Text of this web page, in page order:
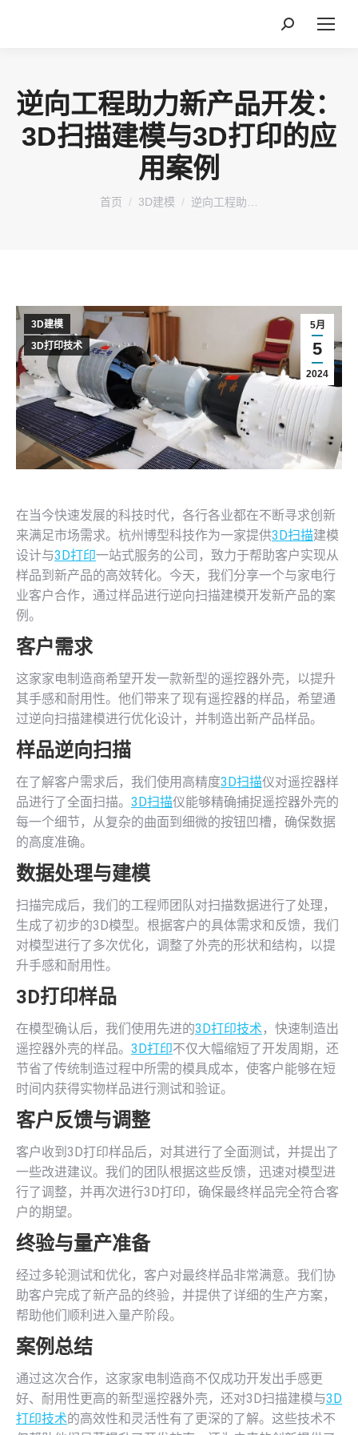
搜
逆向工程助力新产品开发：
3D扫描建模与3D打印的应
用案例
您在这里：
首页 3D建模 逆向工程助…
5月
5
2024
3D建模
3D打印技术
在当今快速发展的科技时代，各行各业都在不断寻求创新
来满足市场需求。杭州博型科技作为一家提供3D扫描建模
设计与3D打印一站式服务的公司，致力于帮助客户实现从
样品到新产品的高效转化。今天，我们分享一个与家电行
业客户合作，通过样品进行逆向扫描建模开发新产品的案
例。
客户需求
这家家电制造商希望开发一款新型的遥控器外壳，以提升
其手感和耐用性。他们带来了现有遥控器的样品，希望通
过逆向扫描建模进行优化设计，并制造出新产品样品。
样品逆向扫描
在了解客户需求后，我们使用高精度3D扫描仪对遥控器样
品进行了全面扫描。 3D扫描仪能够精确捕捉遥控器外壳的
每一个细节，从复杂的曲面到细微的按钮凹槽，确保数据
的高度准确。
数据处理与建模
扫描完成后，我们的工程师团队对扫描数据进行了处理，
生成了初步的3D模型。根据客户的具体需求和反馈，我们
对模型进行了多次优化，调整了外壳的形状和结构，以提
升手感和耐用性。
3D打印样品
在模型确认后，我们使用先进的3D打印技术，快速制造出
遥控器外壳的样品。 3D打印不仅大幅缩短了开发周期，还
节省了传统制造过程中所需的模具成本，使客户能够在短
时间内获得实物样品进行测试和验证。
客户反馈与调整
客户收到3D打印样品后，对其进行了全面测试，并提出了
一些改进建议。我们的团队根据这些反馈，迅速对模型进
行了调整，并再次进行3D打印，确保最终样品完全符合客
户的期望。
终验与量产准备
经过多轮测试和优化，客户对最终样品非常满意。我们协
助客户完成了新产品的终验，并提供了详细的生产方案，
帮助他们顺利进入量产阶段。
案例总结
通过这次合作，这家家电制造商不仅成功开发出手感更
好、耐用性更高的新型遥控器外壳，还对3D扫描建模与3D
打印技术的高效性和灵活性有了更深的了解。这些技术不